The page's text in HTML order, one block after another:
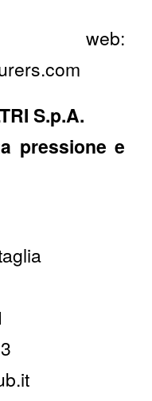
S.p.A.
pressione e